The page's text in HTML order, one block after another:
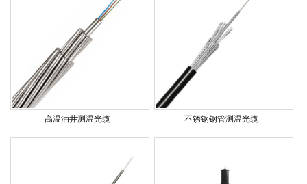
高温油井测温光缆 不锈钢钢管测温光缆